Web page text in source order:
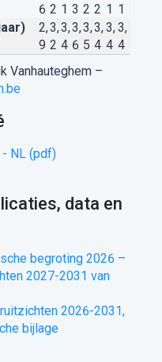
6 2 1 3 2 2 1 1
2,
9
3,
2
3,
4
3,
6
3,
5
3,
4
3,
4
3,
4
Vanhauteghem –
NL (pdf)
data en
begroting 2026 –
2027-2031 van
2026-2031,
bijlage